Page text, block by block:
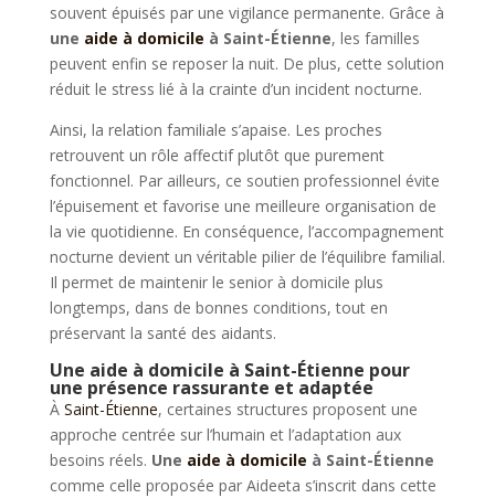
souvent épuisés par une vigilance permanente. Grâce à
une aide à domicile à Saint-Étienne, les familles
peuvent enfin se reposer la nuit. De plus, cette solution
réduit le stress lié à la crainte d’un incident nocturne.
Ainsi, la relation familiale s’apaise. Les proches
retrouvent un rôle affectif plutôt que purement
fonctionnel. Par ailleurs, ce soutien professionnel évite
l’épuisement et favorise une meilleure organisation de
la vie quotidienne. En conséquence, l’accompagnement
nocturne devient un véritable pilier de l’équilibre familial.
Il permet de maintenir le senior à domicile plus
longtemps, dans de bonnes conditions, tout en
préservant la santé des aidants.
Une aide à domicile à Saint-Étienne pour
une présence rassurante et adaptée
À Saint-Étienne, certaines structures proposent une
approche centrée sur l’humain et l’adaptation aux
besoins réels. Une aide à domicile à Saint-Étienne
comme celle proposée par Aideeta s’inscrit dans cette